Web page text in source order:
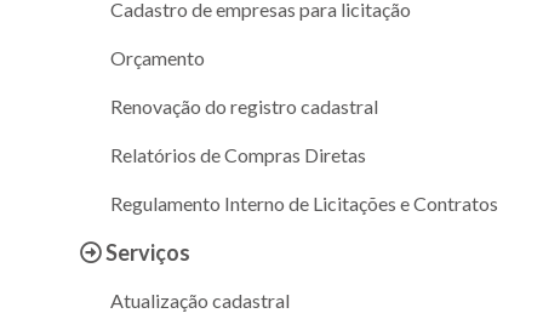
Cadastro de empresas para licitação
Orçamento
Renovação do registro cadastral
Relatórios de Compras Diretas
Regulamento Interno de Licitações e Contratos
Serviços
Atualização cadastral